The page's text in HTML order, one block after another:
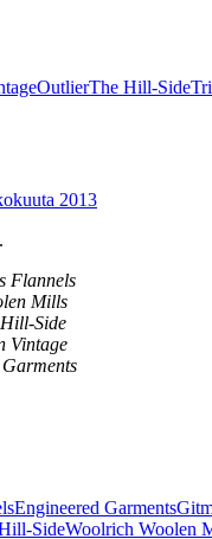
OutlierThe Hill-Side
Flannels
Mills
Side
Vintage
Engineered Garments
SideWoolrich Woolen